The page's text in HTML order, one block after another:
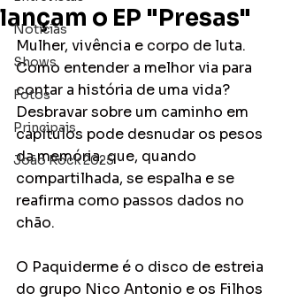
Notícias
Shows
Fotos
Principais
João Rock 2025
lançam o EP "Presas"
Mulher, vivência e corpo de luta.
Como entender a melhor via para
contar a história de uma vida?
Desbravar sobre um caminho em
capítulos pode desnudar os pesos
da memória, que, quando
compartilhada, se espalha e se
reafirma como passos dados no
chão.
O Paquiderme é o disco de estreia
do grupo Nico Antonio e os Filhos